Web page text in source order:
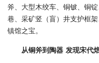
斧、大型木绞车、铜铍、铜
巷、采矿竖（盲）井支护框
镇馆之宝。
从铜斧到陶器 发现宋代